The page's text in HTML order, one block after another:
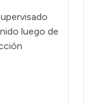
luego de